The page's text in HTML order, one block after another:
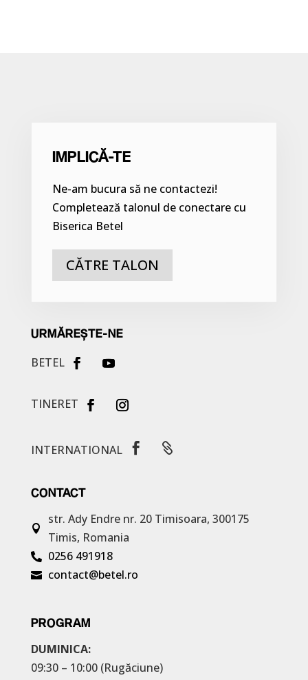
IMPLICĂ-TE
Ne-am bucura să ne contactezi!
Completează talonul de conectare cu
Biserica Betel
CĂTRE TALON
URMĂREȘTE-NE
BETEL
TINERET
INTERNATIONAL  
CONTACT

str. Ady Endre nr. 20 Timisoara, 300175
Timis, Romania
 0256 491918
 contact@betel.ro
PROGRAM
DUMINICA:
09:30 – 10:00 (Rugăciune)